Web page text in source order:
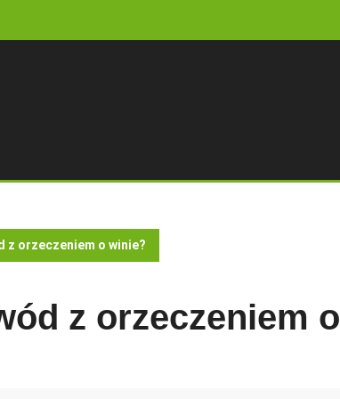
z orzeczeniem o winie?
z orzeczeniem o